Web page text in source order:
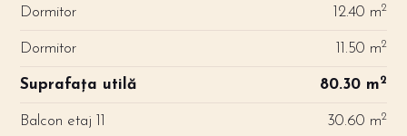
Dormitor 12.40 m2
Dormitor 11.50 m2
Suprafața utilă 80.30 m2
Balcon etaj 11 30.60 m2